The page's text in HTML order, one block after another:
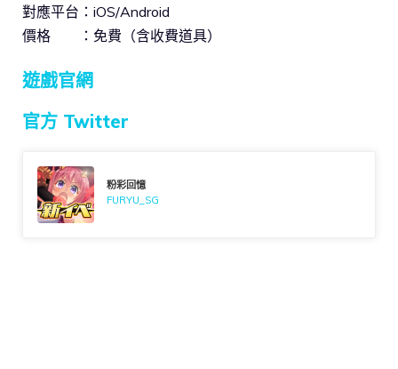
對應平台：iOS/Android
價格 ：免費（含收費道具）
遊戲官網
官方 Twitter
粉彩回憶
FURYU_SG